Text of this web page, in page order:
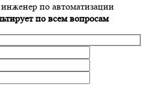
по автоматизации
по всем вопросам